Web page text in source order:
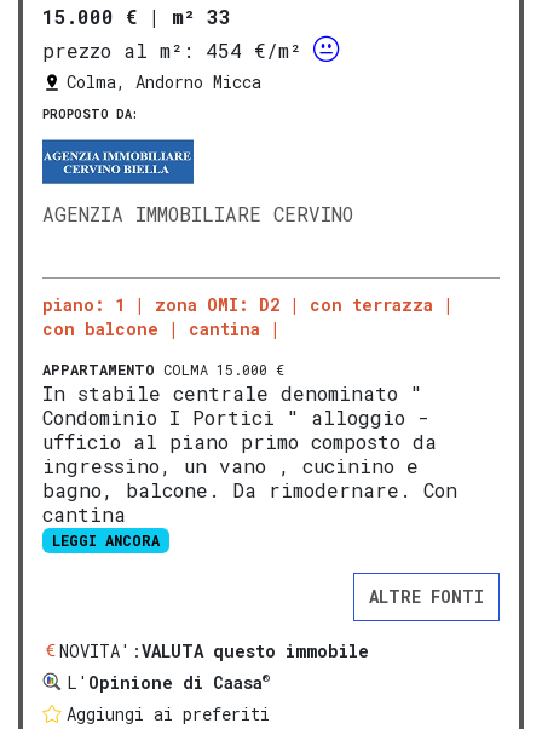
15.000 € | m² 33
prezzo al m²:
454 €/m²
Colma, Andorno Micca
PROPOSTO DA:
AGENZIA IMMOBILIARE CERVINO
piano: 1 zona OMI: D2
con terrazza
con balcone
cantina
APPARTAMENTO COLMA 15.000 €
In stabile centrale denominato "
Condominio I Portici " alloggio -
ufficio al piano primo composto da
ingressino, un vano , cucinino e
bagno, balcone. Da rimodernare. Con
cantina
LEGGI ANCORA
ALTRE FONTI
NOVITA':VALUTA questo immobile
L' Opinione di Caasa®
Aggiungi ai preferiti